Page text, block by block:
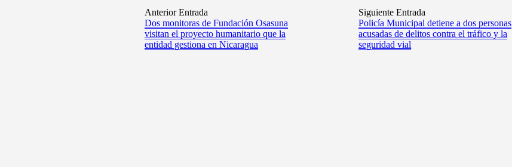
Anterior Entrada
Dos monitoras de Fundación Osasuna
visitan el proyecto humanitario que la
entidad gestiona en Nicaragua
Siguiente Entrada
Policía Municipal detiene a dos personas
acusadas de delitos contra el tráfico y la
seguridad vial